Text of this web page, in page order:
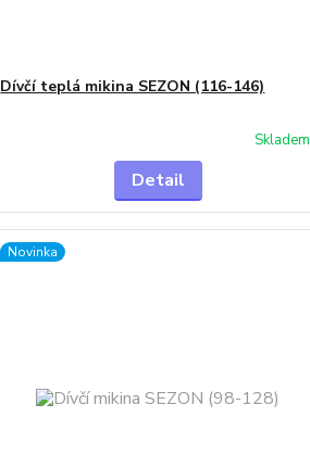
Dívčí teplá mikina SEZON (116-146)
Skladem
Detail
Novinka